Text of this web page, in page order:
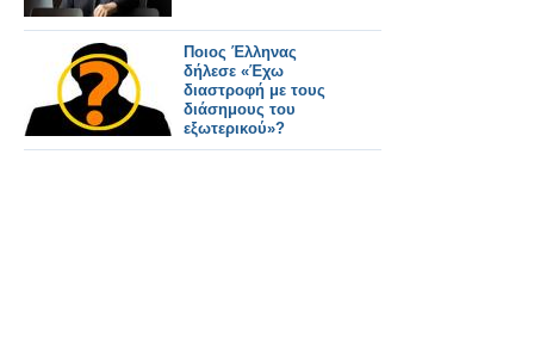
Ποιος Έλληνας
δήλεσε «Έχω
διαστροφή με τους
διάσημους του
εξωτερικού»?